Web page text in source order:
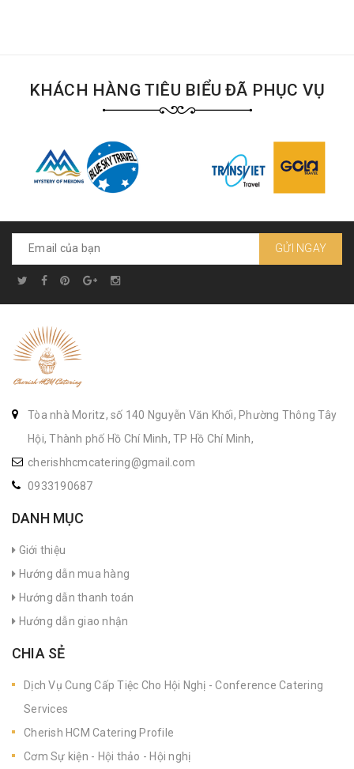
KHÁCH HÀNG TIÊU BIỂU ĐÃ PHỤC VỤ
GỬI NGAY
Tòa nhà Moritz, số 140 Nguyễn Văn Khối, Phường Thông Tây
Hội, Thành phố Hồ Chí Minh, TP Hồ Chí Minh,
cherishhcmcatering@gmail.com
0933190687
DANH MỤC
Giới thiệu
Hướng dẫn mua hàng
Hướng dẫn thanh toán
Hướng dẫn giao nhận
CHIA SẺ
Dịch Vụ Cung Cấp Tiệc Cho Hội Nghị - Conference Catering
Services
Cherish HCM Catering Profile
Cơm Sự kiện - Hội thảo - Hội nghị